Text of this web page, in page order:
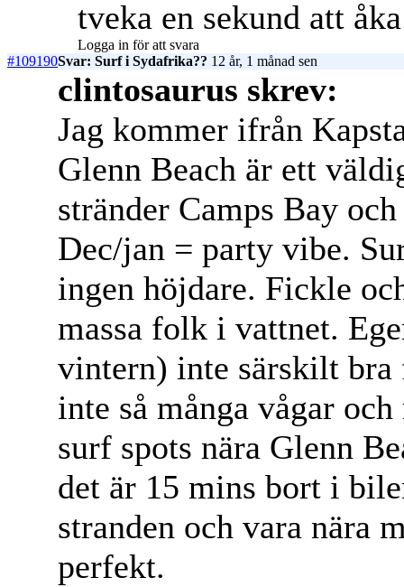
tveka en sekund att
Logga in för att svara
#109190Svar: Surf i Sydafrika?? 12 år, 1 månad sen
clintosaurus skrev:
Jag kommer ifrån
Glenn Beach är ett
stränder Camps Bay
Dec/jan = party vibe.
ingen höjdare. Fickle
massa folk i vattnet.
vintern) inte särskilt
inte så många vågar
surf spots nära Glenn
det är 15 mins bort i
stranden och vara nära
perfekt.